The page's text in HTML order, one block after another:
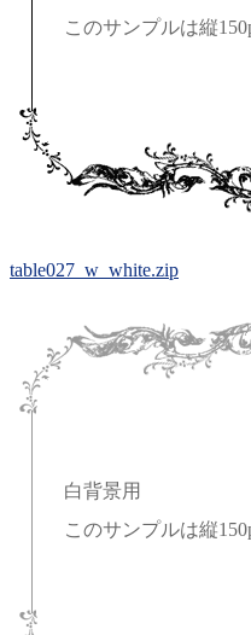
このサンプルは縦
table027_w_white.zip
白背景用
このサンプルは縦